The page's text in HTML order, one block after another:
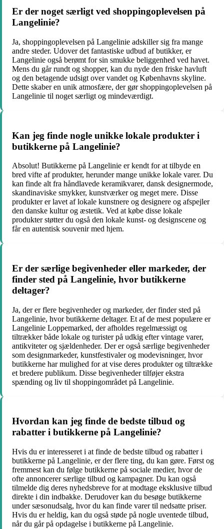
Er der noget særligt ved shoppingoplevelsen på
Langelinie?
Ja, shoppingoplevelsen på Langelinie adskiller sig fra mange
andre steder. Udover det fantastiske udbud af butikker, er
Langelinie også berømt for sin smukke beliggenhed ved havet.
Mens du går rundt og shopper, kan du nyde den friske havluft
og den betagende udsigt over vandet og Københavns skyline.
Dette skaber en unik atmosfære, der gør shoppingoplevelsen på
Langelinie til noget særligt og mindeværdigt.
Kan jeg finde nogle unikke lokale produkter i
butikkerne på Langelinie?
Absolut! Butikkerne på Langelinie er kendt for at tilbyde en
bred vifte af produkter, herunder mange unikke lokale varer. Du
kan finde alt fra håndlavede keramikvarer, dansk designermode,
skandinaviske smykker, kunstværker og meget mere. Disse
produkter er lavet af lokale kunstnere og designere og afspejler
den danske kultur og æstetik. Ved at købe disse lokale
produkter støtter du også den lokale kunst- og designscene og
får en autentisk souvenir med hjem.
Er der særlige begivenheder eller markeder, der
finder sted på Langelinie, hvor butikkerne
deltager?
Ja, der er flere begivenheder og markeder, der finder sted på
Langelinie, hvor butikkerne deltager. Et af de mest populære er
Langelinie Loppemarked, der afholdes regelmæssigt og
tiltrækker både lokale og turister på udkig efter vintage varer,
antikviteter og sjældenheder. Der er også særlige begivenheder
som designmarkeder, kunstfestivaler og modevisninger, hvor
butikkerne har mulighed for at vise deres produkter og tiltrække
et bredere publikum. Disse begivenheder tilføjer ekstra
spænding og liv til shoppingområdet på Langelinie.
Hvordan kan jeg finde de bedste tilbud og
rabatter i butikkerne på Langelinie?
Hvis du er interesseret i at finde de bedste tilbud og rabatter i
butikkerne på Langelinie, er der flere ting, du kan gøre. Først og
fremmest kan du følge butikkerne på sociale medier, hvor de
ofte annoncerer særlige tilbud og kampagner. Du kan også
tilmelde dig deres nyhedsbreve for at modtage eksklusive tilbud
direkte i din indbakke. Derudover kan du besøge butikkerne
under sæsonudsalg, hvor du kan finde varer til nedsatte priser.
Hvis du er heldig, kan du også støde på nogle uventede tilbud,
når du går på opdagelse i butikkerne på Langelinie.